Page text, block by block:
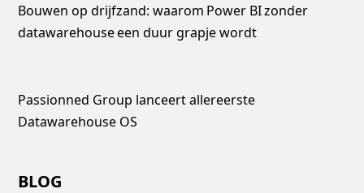
Bouwen op drijfzand: waarom Power BI zonder
datawarehouse een duur grapje wordt
Passionned Group lanceert allereerste
Datawarehouse OS
BLOG